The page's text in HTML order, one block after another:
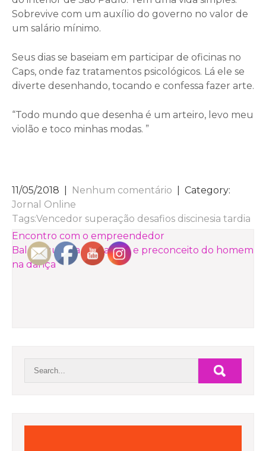
Sobrevive com um auxílio do governo no valor de
um salário mínimo.
Seus dias se baseiam em participar de oficinas no
Caps, onde faz tratamentos psicológicos. Lá ele se
diverte desenhando, tocando e confessa fazer arte.
“Todo mundo que desenha é um arteiro, levo meu
violão e toco minhas modas. ”
11/05/2018 Nenhum comentário
| Category:
Jornal Online
Tags:Vencedor superação desafios discinesia tardia
NAVEGAÇÃO
DE
POST
Encontro com o empreendedor
Balé: a quebra do padrão e preconceito do homem
na dança